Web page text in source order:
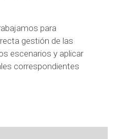
para
gestión de las
escenarios y aplicar
correspondientes